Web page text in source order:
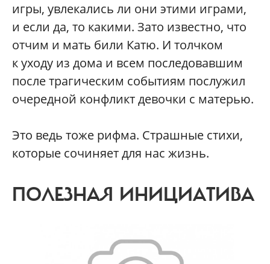
игры, увлекались ли они этими играми,
и если да, то какими. Зато известно, что
отчим и мать били Катю. И толчком
к уходу из дома и всем последовавшим
после трагическим событиям послужил
очередной конфликт девочки с матерью.
Это ведь тоже рифма. Страшные стихи,
которые сочиняет для нас жизнь.
ПОЛЕЗНАЯ ИНИЦИАТИВА